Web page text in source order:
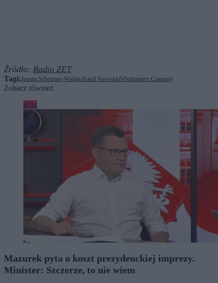
Źródło: Radio ZET
Tagi:Joanna Scheuring-Wielgus Karol NawrockiWłodzimierz Czarzasty
Zobacz również
Kraj
Mazurek pyta o koszt prezydenckiej imprezy.
Minister: Szczerze, to nie wiem